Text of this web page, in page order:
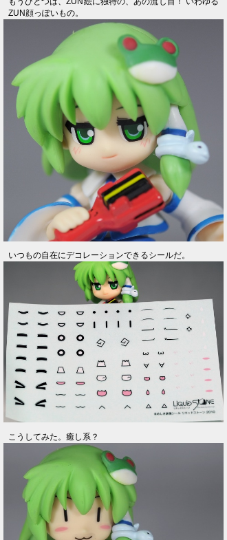
ZUN顔っぽいもの。
いつもの自在にデコレーションできるシールだ。
こうしてみた。癒し系？